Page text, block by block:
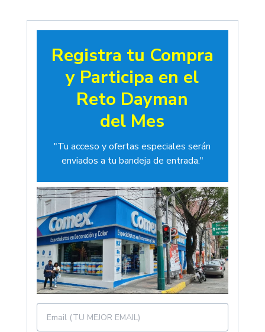
Registra tu Compra
y Participa en el
Reto Dayman
del Mes
"Tu acceso y ofertas especiales serán
enviados a tu bandeja de entrada."